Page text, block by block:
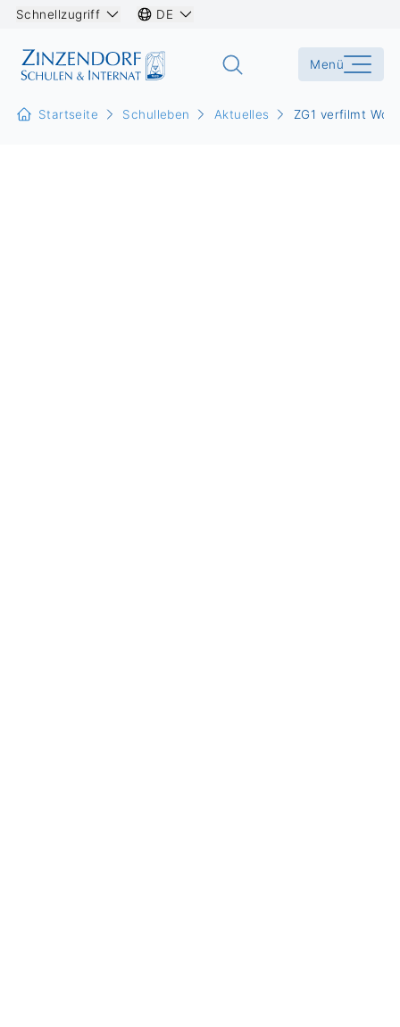
Schnellzugriff DE
Menü
Startseite Schulleben Aktuelles ZG1 verfilmt